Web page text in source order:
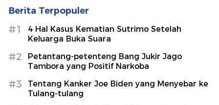
Berita Terpopuler
#1
4 Hal Kasus Kematian Sutrimo Setelah
Keluarga Buka Suara
#2
Petantang-petenteng Bang Jukir Jago
Tambora yang Positif Narkoba
#3
Tentang Kanker Joe Biden yang Menyebar ke
Tulang-tulang